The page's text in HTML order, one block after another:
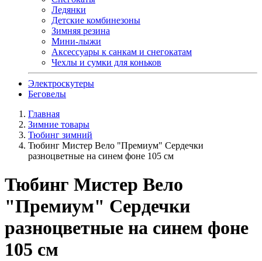
Ледянки
Детские комбинезоны
Зимняя резина
Мини-лыжи
Аксессуары к санкам и снегокатам
Чехлы и сумки для коньков
Электроскутеры
Беговелы
Главная
Зимние товары
Тюбинг зимний
Тюбинг Мистер Вело "Премиум" Сердечки
разноцветные на синем фоне 105 см
Тюбинг Мистер Вело
"Премиум" Сердечки
разноцветные на синем фоне
105 см